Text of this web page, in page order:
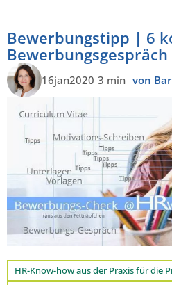
Bewerbungstipp | 6
Bewerbungsgespräch
16jan2020 3 min von
HR-Know-how aus der Praxis für die